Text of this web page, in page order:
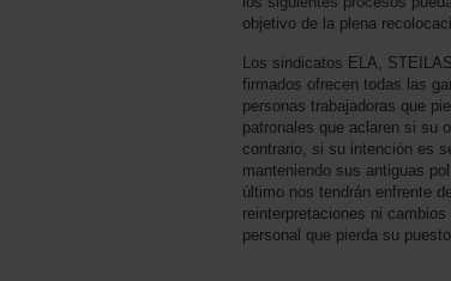
objetivo de la plena
Los sindicatos ELA,
firmados ofrecen todas las
personas trabajadoras que
patronales que aclaren si su
contrario, si su intención es
manteniendo sus antiguas
último nos tendrán enfrente
reinterpretaciones ni
personal que pierda su